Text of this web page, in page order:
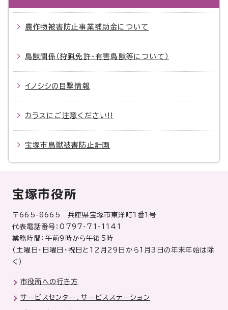
農作物被害防止事業補助金について
鳥獣関係（狩猟免許・有害鳥獣等について）
イノシシの目撃情報
カラスにご注意ください!!
宝塚市鳥獣被害防止計画
宝塚市役所
〒665-8665 兵庫県宝塚市東洋町1番1号
代表電話番号：0797-71-1141
業務時間：午前9時から午後5時
（土曜日・日曜日・祝日と12月29日から1月3日の年末年始は除
く）
市役所への行き方
サービスセンター、サービスステーション